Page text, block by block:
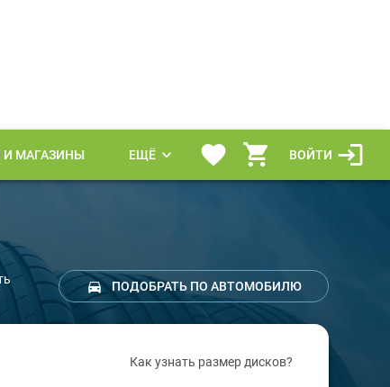
И МАГАЗИНЫ ЕЩЁ ВОЙТИ
ПОДОБРАТЬ ПО АВТОМОБИЛЮ
Как узнать размер дисков?